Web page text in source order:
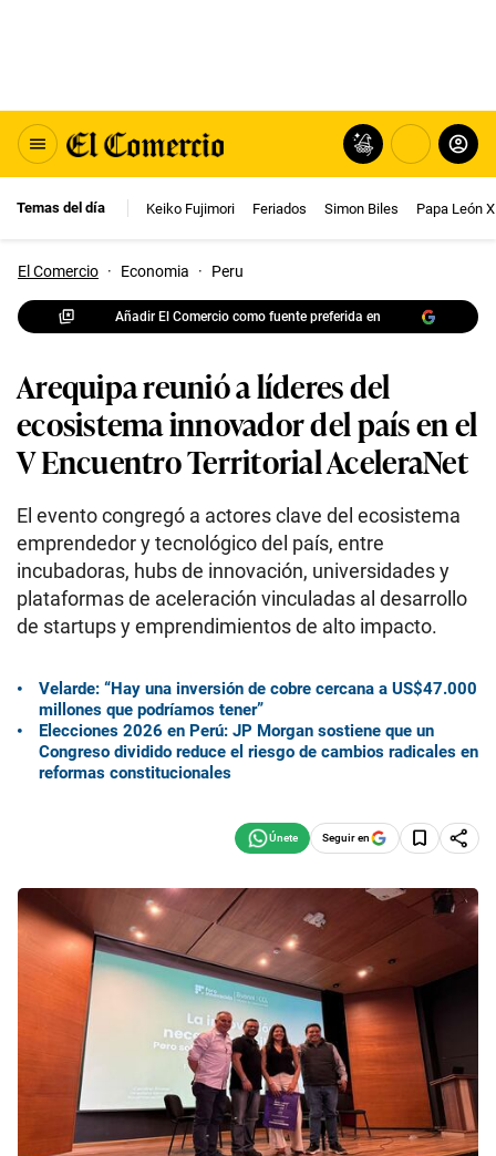
Temas del día Keiko Fujimori Feriados Simon Biles Papa León
El Comercio · Economia · Peru
Añadir El Comercio como fuente preferida en
Arequipa reunió a líderes del
ecosistema innovador del país en el
V Encuentro Territorial AceleraNet
El evento congregó a actores clave del ecosistema
emprendedor y tecnológico del país, entre
incubadoras, hubs de innovación, universidades y
plataformas de aceleración vinculadas al desarrollo
de startups y emprendimientos de alto impacto.
Velarde: “Hay una inversión de cobre cercana a US$47.000
millones que podríamos tener”
Elecciones 2026 en Perú: JP Morgan sostiene que un
Congreso dividido reduce el riesgo de cambios radicales en
reformas constitucionales
Seguir en